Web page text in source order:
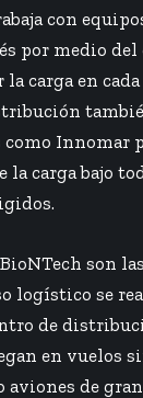
con
por medio del
carga en cada
Innomar
la carga bajo
son
logístico se
de
en vuelos
de